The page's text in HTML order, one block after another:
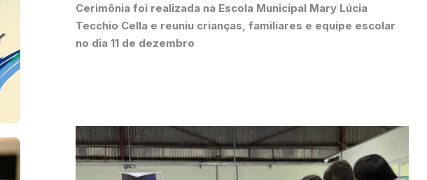
Cerimônia foi realizada na Escola Municipal Mary Lúcia
Tecchio Cella e reuniu crianças, familiares e equipe escolar
no dia 11 de dezembro